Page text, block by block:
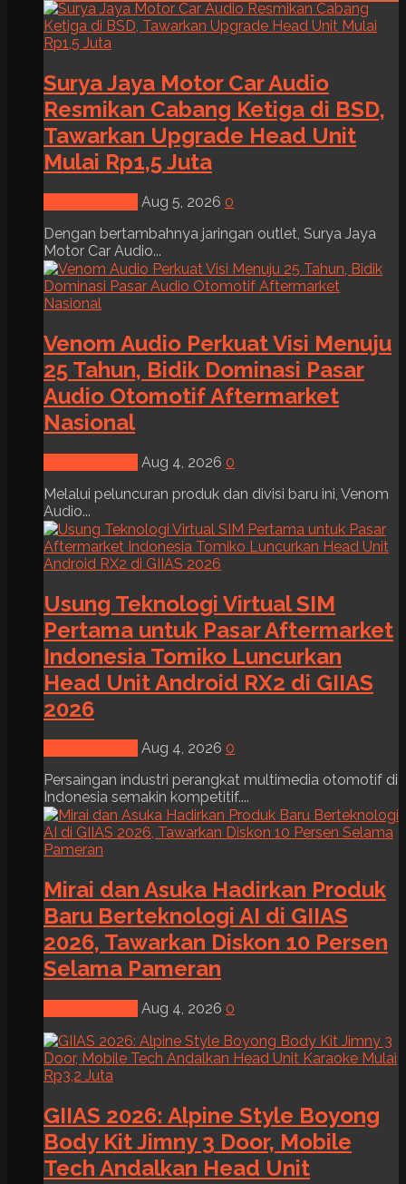
Surya Jaya Motor Car Audio
Resmikan Cabang Ketiga di BSD,
Tawarkan Upgrade Head Unit
Mulai Rp1,5 Juta
Aug 5, 2026 0
Dengan bertambahnya jaringan outlet, Surya Jaya
Motor Car Audio...
Venom Audio Perkuat Visi Menuju
25 Tahun, Bidik Dominasi Pasar
Audio Otomotif Aftermarket
Nasional
Aug 4, 2026 0
Melalui peluncuran produk dan divisi baru ini, Venom
Audio...
Usung Teknologi Virtual SIM
Pertama untuk Pasar Aftermarket
Indonesia Tomiko Luncurkan
Head Unit Android RX2 di GIIAS
2026
Aug 4, 2026 0
Persaingan industri perangkat multimedia otomotif di
Indonesia semakin kompetitif....
Mirai dan Asuka Hadirkan Produk
Baru Berteknologi AI di GIIAS
2026, Tawarkan Diskon 10 Persen
Selama Pameran
Aug 4, 2026 0
GIIAS 2026: Alpine Style Boyong
Body Kit Jimny 3 Door, Mobile
Tech Andalkan Head Unit